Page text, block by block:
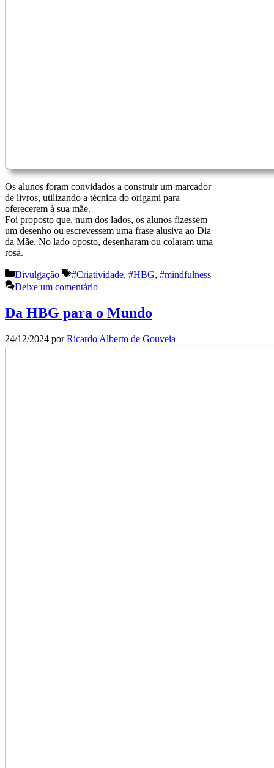
Os alunos foram convidados a construir um marcador
de livros, utilizando a técnica do origami para
oferecerem à sua mãe.
Foi proposto que, num dos lados, os alunos fizessem
um desenho ou escrevessem uma frase alusiva ao Dia
da Mãe. No lado oposto, desenharam ou colaram uma
rosa.
Categorias
Divulgação Etiquetas
#Criatividade, #HBG, #mindfulness
Deixe um comentário
Da HBG para o Mundo
24/12/2024 porRicardo Alberto de Gouveia